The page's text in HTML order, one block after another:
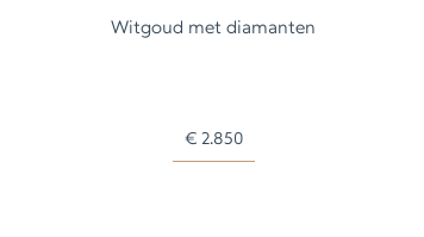
Witgoud met diamanten
€ 2.850